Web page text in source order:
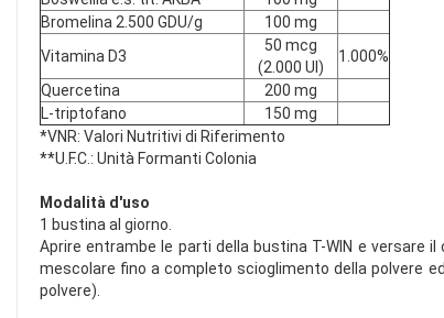
Bromelina 2.500 GDU/g
100 mg
Vitamina D3
50 mcg
(2.000 UI)
1.000%
Quercetina
200 mg
L-triptofano
150 mg
*VNR: Valori Nutritivi di Riferimento
**U.F.C.: Unità Formanti Colonia
Modalità d'uso
1 bustina al giorno.
Aprire entrambe le parti della bustina T-WIN e versare
mescolare fino a completo scioglimento della polvere
polvere).